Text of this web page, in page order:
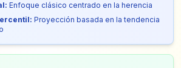
: Enfoque clásico centrado en la herencia
: Proyección basada en la tendencia